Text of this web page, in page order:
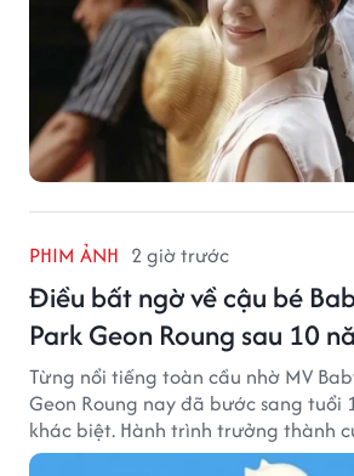
PHIM ẢNH 2 giờ trước
Điều bất ngờ về cậu bé
Park Geon Roung sau 10
Từng nổi tiếng toàn cầu nhờ MV
Geon Roung nay đã bước sang tuổi
khác biệt. Hành trình trưởng thành
đám một thời đang thu hút sự quan